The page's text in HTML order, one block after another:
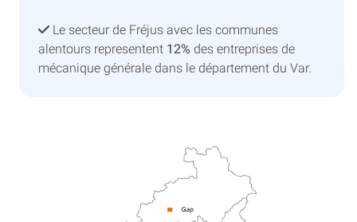
Le secteur de Fréjus avec les communes
alentours representent 12% des entreprises de
mécanique générale dans le département du Var.